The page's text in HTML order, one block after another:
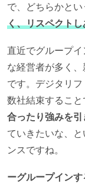
で、どちらかとい
く、リスペクト
直近でグループ
な経営者が多く
です。デジタリ
数社結束すること
合ったり強みを
ていきたいな、
ンスですね。
ーグループイン